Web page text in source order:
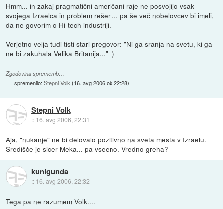
Hmm... in zakaj pragmatični američani raje ne posvojijo vsak
svojega Izraelca in problem rešen... pa še več nobelovcev bi imeli,
da ne govorim o Hi-tech industriji.
Verjetno velja tudi tisti stari pregovor: "Ni ga sranja na svetu, ki ga
ne bi zakuhala Velika Britanija..." :)
Zgodovina sprememb…
spremenilo:Stepni Volk (16. avg 2006 ob 22:28)
Stepni Volk
:: 16. avg 2006, 22:31
Aja, "nukanje" ne bi delovalo pozitivno na sveta mesta v Izraelu.
Središče je sicer Meka... pa vseeno. Vredno greha?
kunigunda
:: 16. avg 2006, 22:32
Tega pa ne razumem Volk....